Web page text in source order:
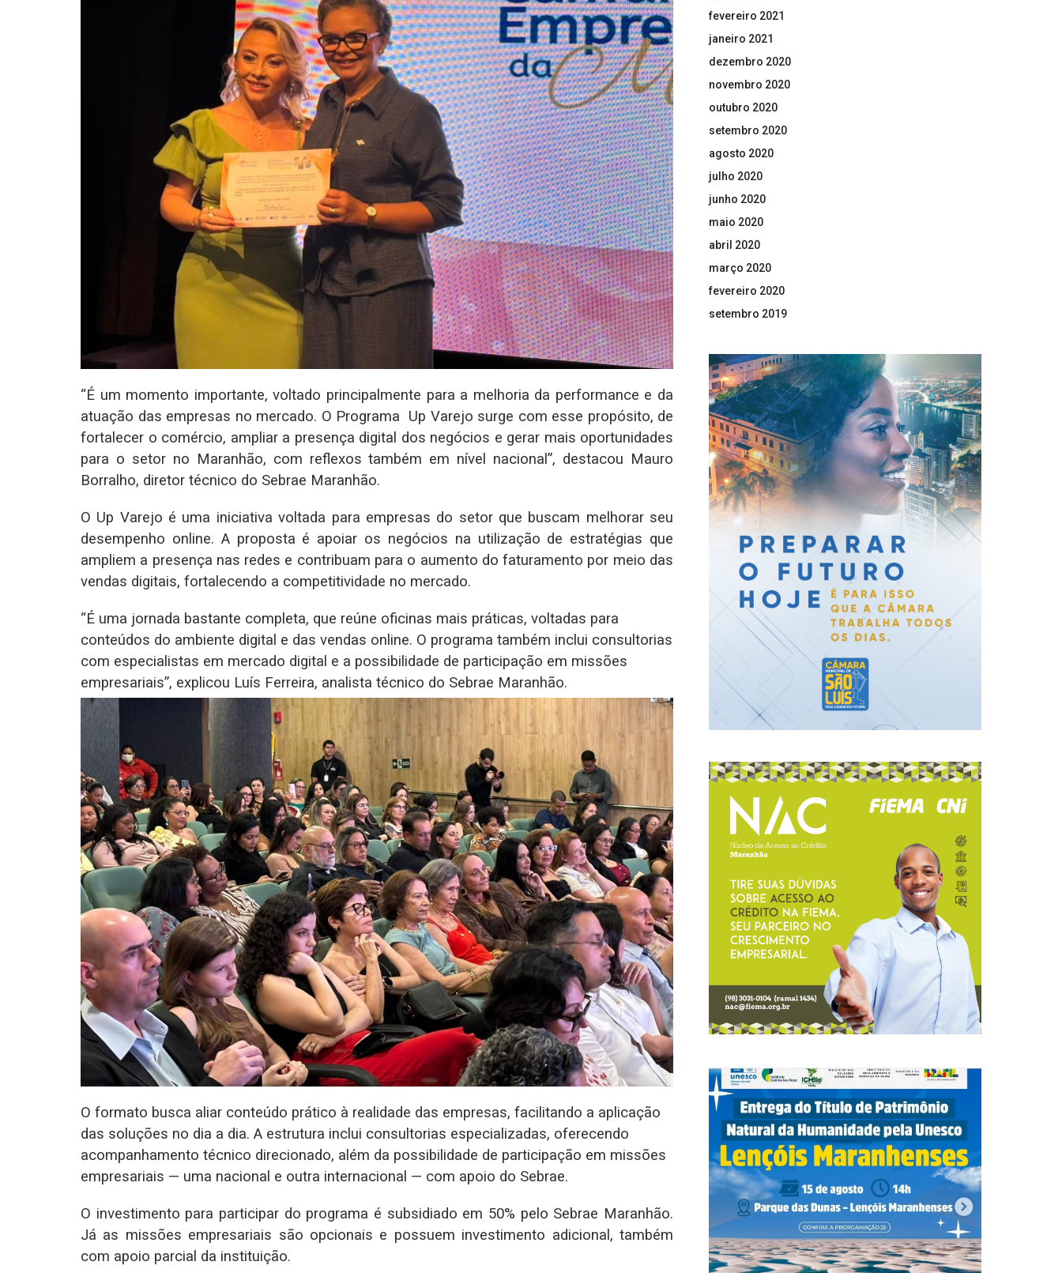
“É um momento importante, voltado principalmente para a melhoria da performance e da
atuação das empresas no mercado. O Programa Up Varejo surge com esse propósito, de
fortalecer o comércio, ampliar a presença digital dos negócios e gerar mais oportunidades
para o setor no Maranhão, com reflexos também em nível nacional”, destacou Mauro
Borralho, diretor técnico do Sebrae Maranhão.
O Up Varejo é uma iniciativa voltada para empresas do setor que buscam melhorar seu
desempenho online. A proposta é apoiar os negócios na utilização de estratégias que
ampliem a presença nas redes e contribuam para o aumento do faturamento por meio das
vendas digitais, fortalecendo a competitividade no mercado.
“É uma jornada bastante completa, que reúne oficinas mais práticas, voltadas para
conteúdos do ambiente digital e das vendas online. O programa também inclui consultorias
com especialistas em mercado digital e a possibilidade de participação em missões
empresariais”, explicou Luís Ferreira, analista técnico do Sebrae Maranhão.
O formato busca aliar conteúdo prático à realidade das empresas, facilitando a aplicação
das soluções no dia a dia. A estrutura inclui consultorias especializadas, oferecendo
acompanhamento técnico direcionado, além da possibilidade de participação em missões
empresariais — uma nacional e outra internacional — com apoio do Sebrae.
O investimento para participar do programa é subsidiado em 50% pelo Sebrae Maranhão.
Já as missões empresariais são opcionais e possuem investimento adicional, também
com apoio parcial da instituição.
fevereiro 2021
janeiro 2021
dezembro 2020
novembro 2020
outubro 2020
setembro 2020
agosto 2020
julho 2020
junho 2020
maio 2020
abril 2020
março 2020
fevereiro 2020
setembro 2019